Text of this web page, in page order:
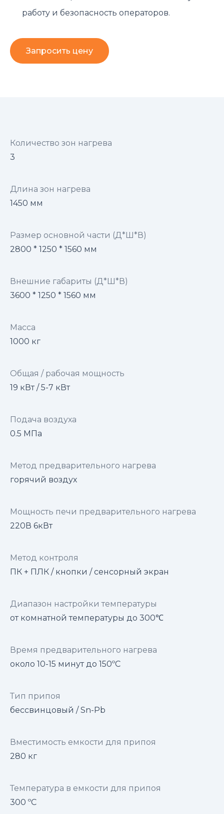
работу и безопасность операторов.
Запросить цену
Количество зон нагрева
3
Длина зон нагрева
1450 мм
Размер основной части (Д*Ш*В)
2800 * 1250 * 1560 мм
Внешние габариты (Д*Ш*В)
3600 * 1250 * 1560 мм
Масса
1000 кг
Общая / рабочая мощность
19 кВт / 5-7 кВт
Подача воздуха
0.5 МПа
Метод предварительного нагрева
горячий воздух
Мощность печи предварительного нагрева
220В 6кВт
Метод контроля
ПК + ПЛК / кнопки / сенсорный экран
Диапазон настройки температуры
от комнатной температуры до 300℃
Время предварительного нагрева
около 10-15 минут до 150ºC
Тип припоя
бессвинцовый / Sn-Pb
Вместимость емкости для припоя
280 кг
Температура в емкости для припоя
300 ºC